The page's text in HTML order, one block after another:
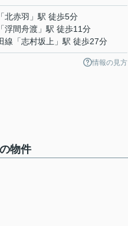
「北赤羽 」駅 徒歩5分
「浮間舟渡 」駅 徒歩11分
線 「志村坂上 」駅 徒歩27分
情報の見方
物件